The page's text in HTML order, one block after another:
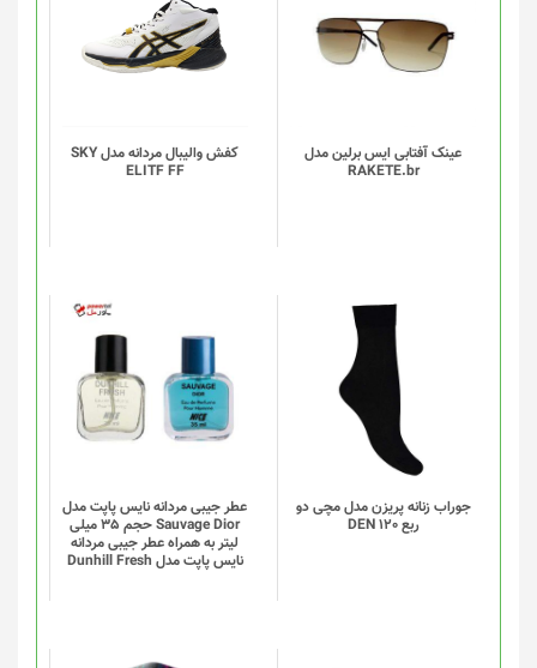
عینک آفتابی ایس برلین مدل
RAKETE.br
کفش والیبال مردانه مدل SKY
ELITF FF
دارای
انواع
مختلفی
گزینه
ها
محصول
انتخاب
جوراب زنانه پریزن مدل مچی دو
ربع DEN 120
این
محصول
دارای
انواع
مختلفی
می
گزینه
ها
عطر جیبی مردانه نایس پاپت مدل
Sauvage Dior حجم 35 میلی
لیتر به همراه عطر جیبی مردانه
نایس پاپت مدل Dunhill Fresh